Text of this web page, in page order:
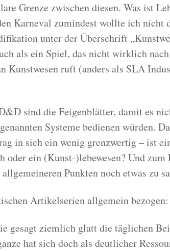
Grenze zwischen diesen. Was ist
Karneval zumindest wollte ich nicht
unter der Überschrift
als ein Spiel, das nicht wirklich
Kunstwesen ruft (anders als SLA
sind die Feigenblätter, damit es
Systeme bedienen würden.
in sich ein wenig grenzwertig – ist
oder ein (Kunst-)lebewesen? Und
Punkten noch etwas zu
Artikelserien allgemein bezogen:
gesagt ziemlich glatt die täglichen
hat sich doch als deutlicher